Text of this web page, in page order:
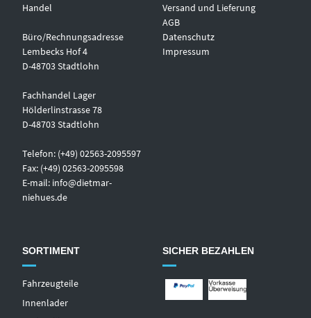
Handel
Büro/Rechnungsadresse
Lembecks Hof 4
D-48703 Stadtlohn
Fachhandel Lager
Hölderlinstrasse 78
D-48703 Stadtlohn
Telefon: (+49) 02563-2095597
Fax: (+49) 02563-2095598
E-mail: info@dietmar-
niehues.de
Versand und Lieferung
AGB
Datenschutz
Impressum
SORTIMENT
Fahrzeugteile
Innenlader
SICHER BEZAHLEN